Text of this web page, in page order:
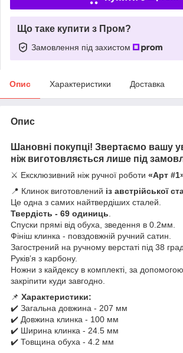
Що таке купити з Пром?
Замовлення під захистом
Опис Характеристики Доставка
Опис
Шановні покупці! Звертаємо вашу
ніж виготовляється лише під
⚔️ Ексклюзивний ніж ручної роботи «Арт
📍 Клинок виготовлений із австрійської
Це одна з самих найтвердіших сталей.
Твердість - 69 одиниць
Спуски прямі від обуха, зведення в 0.2мм.
Фініш клинка - повздовжній ручний сатин.
Загострений на ручному верстаті під 38
Руківʼя з карбону.
Ножни з кайдексу в комплекті, за
закріпити куди завгодно.
📌 Характеристики:
✔️ Загальна довжина - 207 мм
✔️ Довжина клинка - 100 мм
✔️ Ширина клинка - 24.5 мм
✔️ Товщина обуха - 4.2 мм